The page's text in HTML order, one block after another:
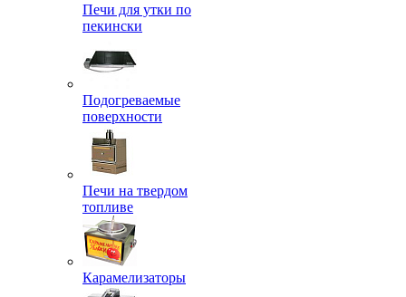
Печи для утки по
пекински
Подогреваемые
поверхности
Печи на твердом
топливе
Карамелизаторы